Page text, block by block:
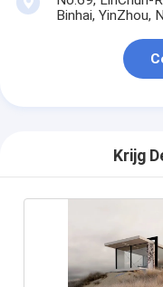
Binhai, YinZhou,
Krijg